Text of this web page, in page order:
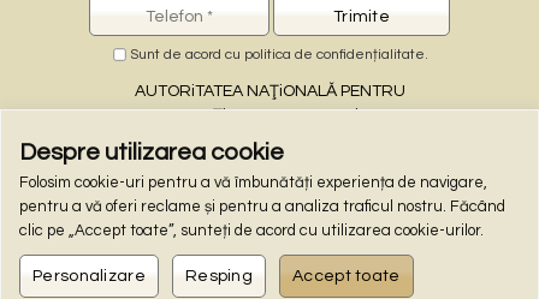
Despre utilizarea cookie
Folosim cookie-uri pentru a vă îmbunătăți experiența de navigare,
pentru a vă oferi reclame și pentru a analiza traficul nostru. Făcând
clic pe „Accept toate”, sunteți de acord cu utilizarea cookie-urilor.
Personalizare Resping Accept toate
Sunt de acord cu politica de confidențialitate.
AUTORiTATEA NAŢiONALĂ PENTRU
PROTECŢiA CONSUMATORiLOR
– PLĂŢi ONLiNE –